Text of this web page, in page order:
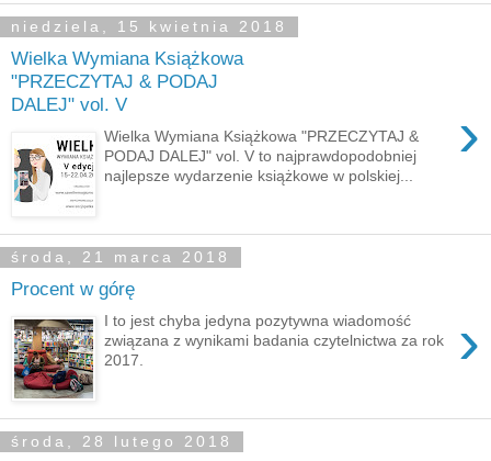
niedziela, 15 kwietnia 2018
Wielka Wymiana Książkowa
"PRZECZYTAJ & PODAJ
DALEJ" vol. V
›
Wielka Wymiana Książkowa "PRZECZYTAJ &
PODAJ DALEJ" vol. V to najprawdopodobniej
najlepsze wydarzenie książkowe w polskiej...
środa, 21 marca 2018
Procent w górę
›
I to jest chyba jedyna pozytywna wiadomość
związana z wynikami badania czytelnictwa za rok
2017.
środa, 28 lutego 2018